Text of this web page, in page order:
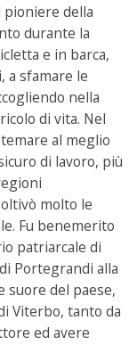
pioniere della
durante la
e in barca,
a sfamare le
nella
di vita. Nel
al meglio
di lavoro, più
molto le
Fu benemerito
patriarcale di
Portegrandi alla
suore del paese,
Viterbo, tanto da
ed avere